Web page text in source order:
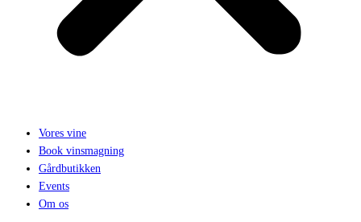
Vores vine
Book vinsmagning
Gårdbutikken
Events
Om os